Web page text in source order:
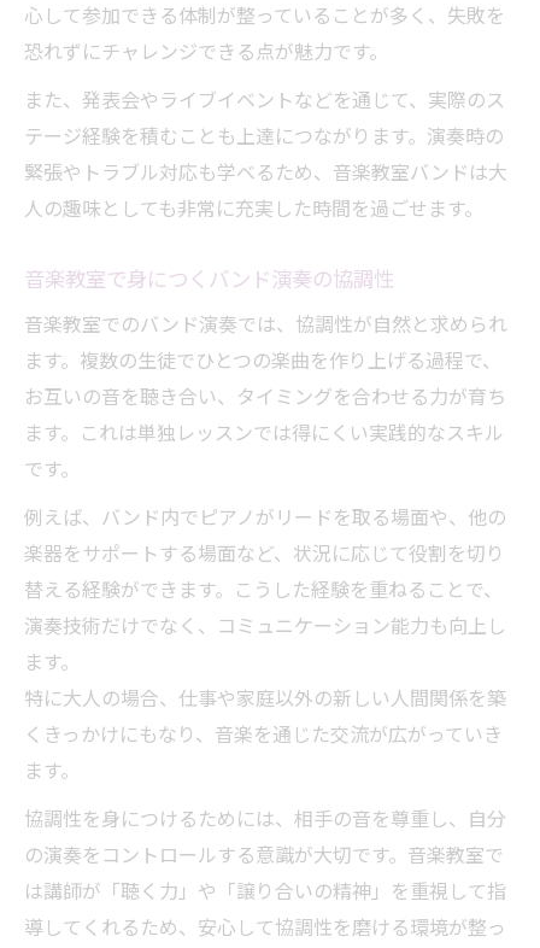
心して参加できる体制が整っていることが多く、失敗を
恐れずにチャレンジできる点が魅力です。
また、発表会やライブイベントなどを通じて、実際のス
テージ経験を積むことも上達につながります。演奏時の
緊張やトラブル対応も学べるため、音楽教室バンドは大
人の趣味としても非常に充実した時間を過ごせます。
音楽教室で身につくバンド演奏の協調性
音楽教室でのバンド演奏では、協調性が自然と求められ
ます。複数の生徒でひとつの楽曲を作り上げる過程で、
お互いの音を聴き合い、タイミングを合わせる力が育ち
ます。これは単独レッスンでは得にくい実践的なスキル
です。
例えば、バンド内でピアノがリードを取る場面や、他の
楽器をサポートする場面など、状況に応じて役割を切り
替える経験ができます。こうした経験を重ねることで、
演奏技術だけでなく、コミュニケーション能力も向上し
ます。
特に大人の場合、仕事や家庭以外の新しい人間関係を築
くきっかけにもなり、音楽を通じた交流が広がっていき
ます。
協調性を身につけるためには、相手の音を尊重し、自分
の演奏をコントロールする意識が大切です。音楽教室で
は講師が「聴く力」や「譲り合いの精神」を重視して指
導してくれるため、安心して協調性を磨ける環境が整っ